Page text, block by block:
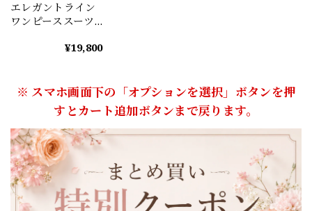
エレガントライン
ワンピーススーツ
¥19,800
※ スマホ画面下の「オプションを選択」ボタンを押
すとカート追加ボタンまで戻ります。